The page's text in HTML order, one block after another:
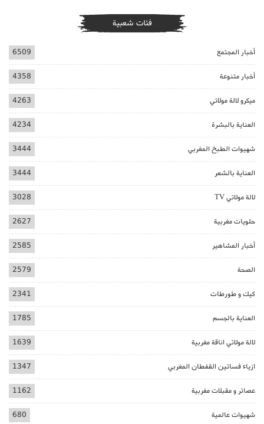
فئات شعبية
أخبار المجتمع 6509
أخبار متنوعة 4358
ميكرو لالة مولاتي 4263
العناية بالبشرة 4234
شهيوات الطبخ المغربي 3444
العناية بالشعر 3444
لالة مولاتي TV 3028
حلويات مغربية 2627
أخبار المشاهير 2585
الصحة 2579
كيك و طورطات 2341
العناية بالجسم 1785
لالة مولاتي اناقة مغربية 1639
ازياء فساتين القفطان المغربي 1347
عصائر و مقبلات مغربية 1162
شهيوات عالمية 680